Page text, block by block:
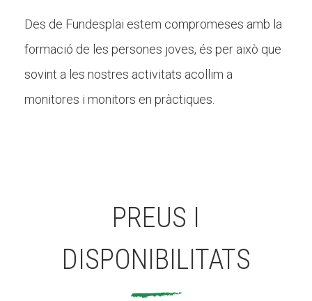
Des de Fundesplai estem compromeses amb la
formació de les persones joves, és per això que
sovint a les nostres activitats acollim a
monitores i monitors en pràctiques.
PREUS I
DISPONIBILITATS